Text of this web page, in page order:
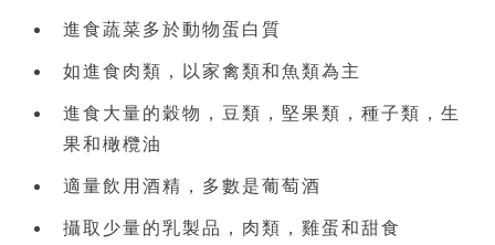
進食蔬菜多於動物蛋白質
如進食肉類，以家禽類和魚類為主
進食大量的穀物，豆類，堅果類，種子類，生
果和橄欖油
適量飲用酒精，多數是葡萄酒
攝取少量的乳製品，肉類，雞蛋和甜食